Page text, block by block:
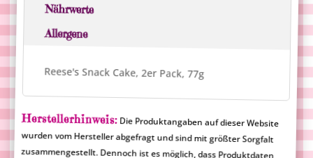
Nährwerte
Allergene
Reese's Snack Cake, 2er Pack, 77g
Herstellerhinweis:Die Produktangaben auf dieser Website
wurden vom Hersteller abgefragt und sind mit größter Sorgfalt
zusammengestellt. Dennoch ist es möglich, dass Produktdaten
nicht korrekt angezeigt werden. Die aufgeführten
Produktinformationen sind rechtlich nicht verbindlich und
Merlinum Magic Candy übernimmt für falsche Angaben keine